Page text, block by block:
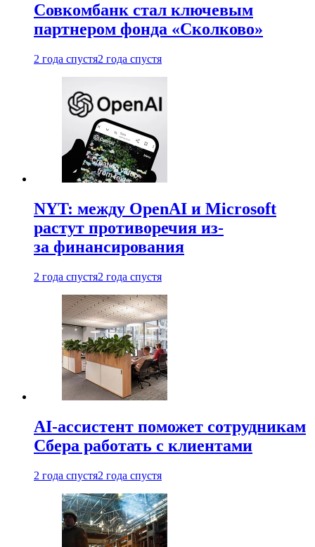
Совкомбанк стал ключевым
партнером фонда «Сколково»
2 года спустя2 года спустя
NYT: между OpenAI и Microsoft
растут противоречия из-
за финансирования
2 года спустя2 года спустя
AI-ассистент поможет сотрудникам
Сбера работать с клиентами
2 года спустя2 года спустя